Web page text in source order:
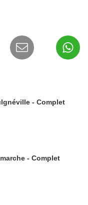
- Complet
- Complet